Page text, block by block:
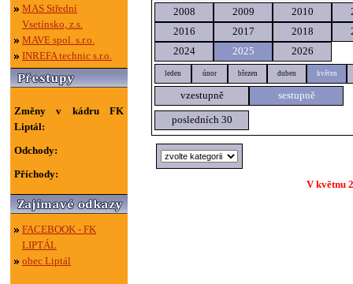
MAS Střední
Vsetínsko, z.s.
MAVE spol. s.r.o.
INREFA technic s.r.o.
Změny v kádru FK
Liptál:
Odchody:
Příchody:
FACEBOOK - FK
LIPTÁL
obec Liptál
2008 2009 2010
2016
2017 2018
2024
2025 2026
leden únor březen duben květen
vzestupně sestupně
posledních 30
V květnu